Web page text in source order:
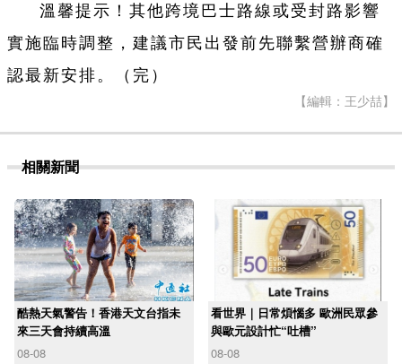
溫馨提示！其他跨境巴士路線或受封路影響
實施臨時調整，建議市民出發前先聯繫營辦商確
認最新安排。（完）
【編輯：王少喆】
相關新聞
酷熱天氣警告！香港天文台指未
來三天會持續高溫
08-08
看世界｜日常煩惱多 歐洲民眾參
與歐元設計忙“吐槽”
08-08